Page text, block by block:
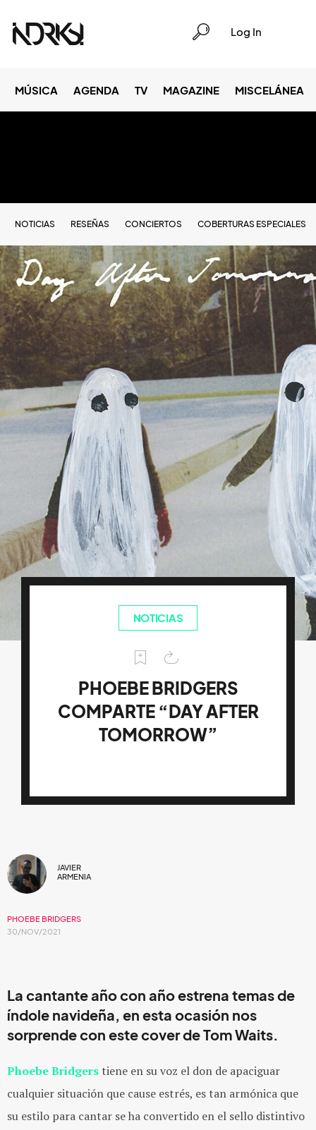
Log In
MÚSICA AGENDA TV MAGAZINE MISCELÁNEA
NOTICIAS RESEÑAS CONCIERTOS COBERTURAS ESPECIALES
NOTICIAS
PHOEBE BRIDGERS
COMPARTE “DAY AFTER
TOMORROW”
JAVIER
ARMENIA
PHOEBE BRIDGERS
30/NOV/2021
La cantante año con año estrena temas de
índole navideña, en esta ocasión nos
sorprende con este cover de Tom Waits.
Phoebe Bridgers tiene en su voz el don de apaciguar
cualquier situación que cause estrés, es tan armónica que
su estilo para cantar se ha convertido en el sello distintivo